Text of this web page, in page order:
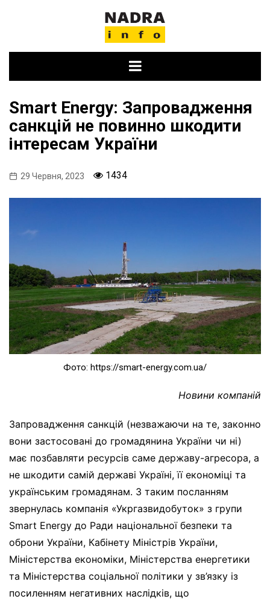
Smart Energy: Запровадження
санкцій не повинно шкодити
інтересам України
29 Червня, 2023 1434
Фото: https://smart-energy.com.ua/
Новини компаній
Запровадження санкцій (незважаючи на те, законно
вони застосовані до громадянина України чи ні)
має позбавляти ресурсів саме державу-агресора, а
не шкодити самій державі Україні, її економіці та
українським громадянам. З таким посланням
звернулась компанія «Укргазвидобуток» з групи
Smart Energy до Ради національної безпеки та
оброни України, Кабінету Міністрів України,
Міністерства економіки, Міністерства енергетики
та Міністерства соціальної політики у зв’язку із
посиленням негативних наслідків, що